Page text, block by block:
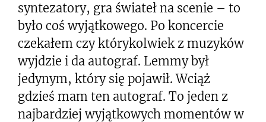
syntezatory, gra świateł na scenie – to
było coś wyjątkowego. Po koncercie
czekałem czy którykolwiek z muzyków
wyjdzie i da autograf. Lemmy był
jedynym, który się pojawił. Wciąż
gdzieś mam ten autograf. To jeden z
najbardziej wyjątkowych momentów w